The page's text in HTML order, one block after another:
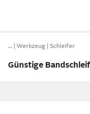
… Werkzeug Schleifer
Günstige